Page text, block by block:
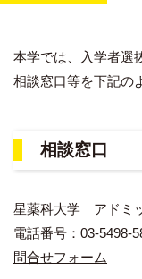
本学では、入学者選
相談窓口等を下記の
相談窓口
星薬科大学 アドミ
電話番号：03-5498-
問合せフォーム